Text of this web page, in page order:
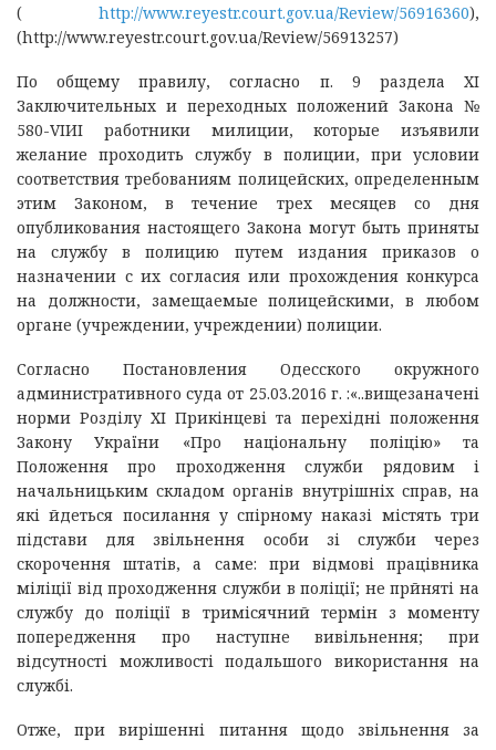
( http://www.reyestr.court.gov.ua/Review/56916360),
(http://www.reyestr.court.gov.ua/Review/56913257)
По общему правилу, согласно п. 9 раздела XI
Заключительных и переходных положений Закона №
580-VIИI работники милиции, которые изъявили
желание проходить службу в полиции, при условии
соответствия требованиям полицейских, определенным
этим Законом, в течение трех месяцев со дня
опубликования настоящего Закона могут быть приняты
на службу в полицию путем издания приказов о
назначении с их согласия или прохождения конкурса
на должности, замещаемые полицейскими, в любом
органе (учреждении, учреждении) полиции.
Согласно Постановления Одесского окружного
административного суда от 25.03.2016 г. :«..вищезаначені
норми Розділу ХІ Прикінцеві та перехідні положення
Закону України «Про національну поліцію» та
Положення про проходження служби рядовим і
начальницьким складом органів внутрішніх справ, на
які йдеться посилання у спірному наказі містять три
підстави для звільнення особи зі служби через
скорочення штатів, а саме: при відмові працівника
міліції від проходження служби в поліції; не прйняті на
службу до поліції в тримісячний термін з моменту
попередження про наступне вивільнення; при
відсутності можливості подальшого використання на
службі.
Отже, при вирішенні питання щодо звільнення за